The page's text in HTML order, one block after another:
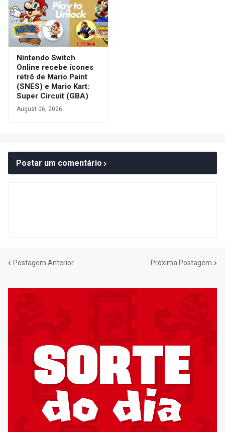
Nintendo Switch
Online recebe ícones
retrô de Mario Paint
(SNES) e Mario Kart:
Super Circuit (GBA)
August 06, 2026
Postar um comentário
Postagem Anterior Próxima Postagem